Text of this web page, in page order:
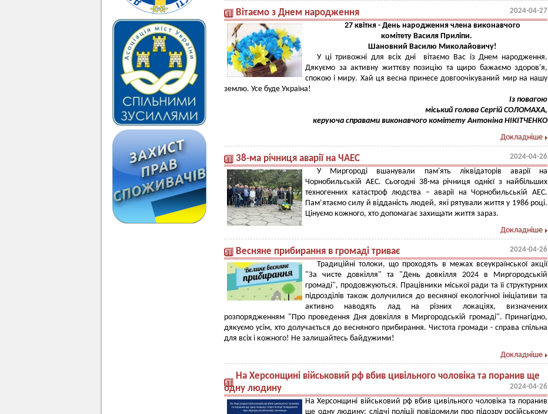
Вітаємо з Днем народження 2024-04-27
27 квітня - День народження члена виконавчого
комітетуВасиля Приліпи.
Шановний Василю Миколайовичу!
У ці тривожні для всіх дні вітаємо Вас із Днем народження.
Дякуємо за активну життєву позицію та щиро бажаємо здоров'я,
спокою і миру. Хай ця весна принесе довгоочікуваний мир на нашу
землю. Усе буде Україна!
Із повагою
міський голова Сергій СОЛОМАХА,
керуюча справами виконавчого комітету Антоніна НІКІТЧЕНКО
Докладніше
38-ма річниця аварії на ЧАЕС 2024-04-26
У Миргороді вшанували пам'ять ліквідаторів аварії на
Чорнобильській АЕС. Сьогодні 38-ма річниця однієї з найбільших
техногенних катастроф людства – аварії на Чорнобильській АЕС.
Пам’ятаємо силу й відданість людей, які рятували життя у 1986 році.
Цінуємо кожного, хто допомагає захищати життя зараз.
Докладніше
Весняне прибирання в громаді триває 2024-04-26
Традиційні толоки, що проходять в межах всеукраїнської акції
"За чисте довкілля" та "День довкілля 2024 в Миргородській
громаді", продовжуються. Працівники міської ради та її структурних
підрозділів також долучилися до весняної екологічної ініціативи та
активно наводять лад на різних локаціях, визначених
розпорядженням "Про проведення Дня довкілля в Миргородській громаді". Принагідно,
дякуємо усім, хто долучається до весняного прибирання. Чистота громади - справа спільна
для всіх і кожного! Не залишайтесь байдужими!
Докладніше
На Херсонщині військовий рф вбив цивільного чоловіка та поранив ще
одну людину
2024-04-26
На Херсонщині військовий рф вбив цивільного чоловіка та поранив
ще одну людину: слідчі поліції повідомили про підозру російському